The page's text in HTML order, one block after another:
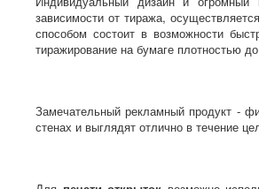
зависимости от тиража,
способом состоит в возможности
тиражирование на бумаге плотностью
Замечательный рекламный продукт -
стенах и выглядят отлично в течение